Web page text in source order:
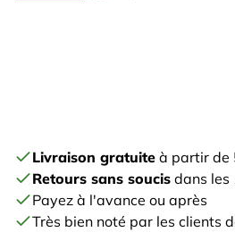
Livraison gratuite à partir de
Retours sans soucis dans les
Payez à l'avance ou après
Très bien noté par les clients